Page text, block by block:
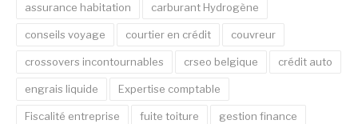
assurance habitation carburant Hydrogène
conseils voyage courtier en crédit couvreur
crossovers incontournables crseo belgique crédit auto
engrais liquide Expertise comptable
Fiscalité entreprise fuite toiture gestion finance